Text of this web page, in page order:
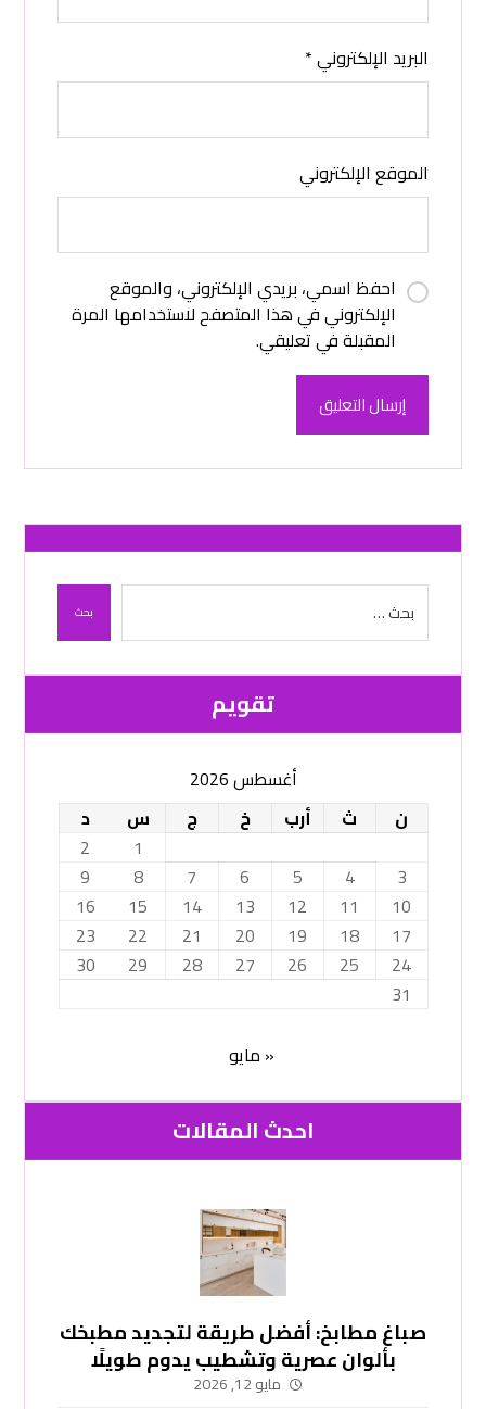
البريد الإلكتروني*
الموقع الإلكتروني
احفظ اسمي، بريدي الإلكتروني، والموقع
الإلكتروني في هذا المتصفح لاستخدامها المرة
المقبلة في تعليقي.
إرسال التعليق
بحث
تقویم
أغسطس 2026
ن
ث أرب خ ج س
د
1
2
3
4
5
6
7
8
9
10
11
12
13
14
15
16
17
18
19
20
21
22
23
24
25
26
27
28
29
30
31
« مايو
احدث المقالات
صباغ مطابخ: أفضل طريقة لتجديد مطبخك
بألوان عصرية وتشطيب يدوم طويلًا
-51748296 مايو 12, 2026